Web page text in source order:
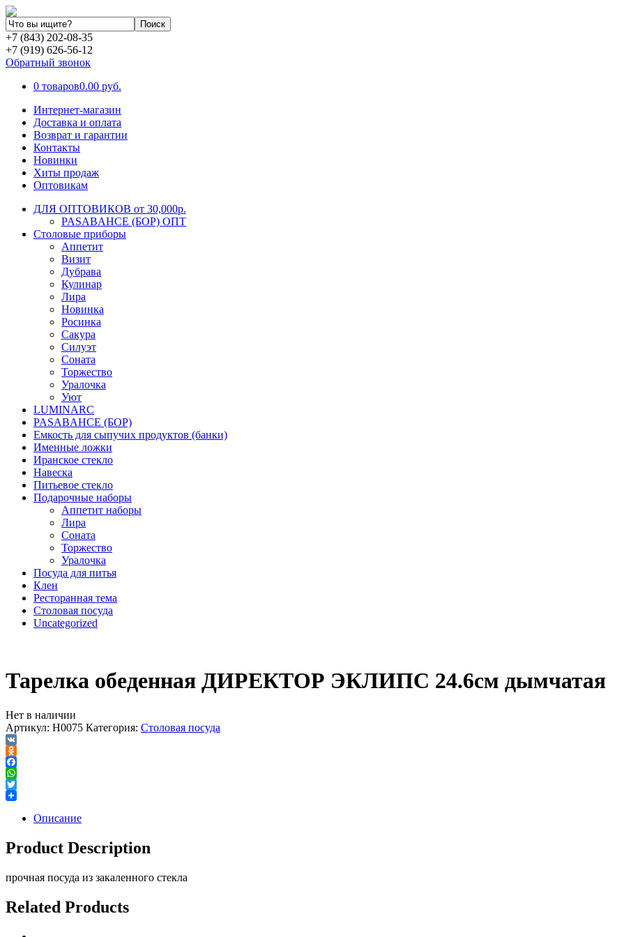
+7 (843) 202-08-35
+7 (919) 626-56-12
Обратный звонок
0 товаров0.00 руб.
Интернет-магазин
Доставка и оплата
Возврат и гарантии
Контакты
Новинки
Хиты продаж
Оптовикам
ДЛЯ ОПТОВИКОВ от 30,000р.
PASABAHCE (БОР) ОПТ
Столовые приборы
Аппетит
Визит
Дубрава
Кулинар
Лира
Новинка
Росинка
Сакура
Силуэт
Соната
Торжество
Уралочка
Уют
LUMINARC
PASABAHCE (БОР)
Емкость для сыпучих продуктов (банки)
Именные ложки
Иранское стекло
Навеска
Питьевое стекло
Подарочные наборы
Аппетит наборы
Лира
Соната
Торжество
Уралочка
Посуда для питья
Клен
Ресторанная тема
Столовая посуда
Uncategorized
Тарелка обеденная ДИРЕКТОР ЭКЛИПС 24.6см дымчатая
Нет в наличии
Артикул: H0075 Категория: Столовая посуда
VK
Odnoklassniki
Facebook
WhatsApp
Twitter
Описание
Product Description
прочная посуда из закаленного стекла
Related Products